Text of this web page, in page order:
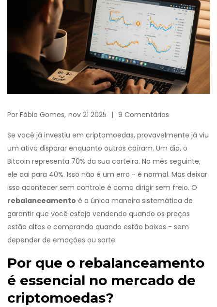
Por Fábio Gomes, nov 21 2025 9 Comentários
Se você já investiu em criptomoedas, provavelmente já viu
um ativo disparar enquanto outros caíram. Um dia, o
Bitcoin representa 70% da sua carteira. No mês seguinte,
ele cai para 40%. Isso não é um erro - é normal. Mas deixar
isso acontecer sem controle é como dirigir sem freio. O
rebalanceamento é a única maneira sistemática de
garantir que você esteja vendendo quando os preços
estão altos e comprando quando estão baixos - sem
depender de emoções ou sorte.
Por que o rebalanceamento
é essencial no mercado de
criptomoedas?